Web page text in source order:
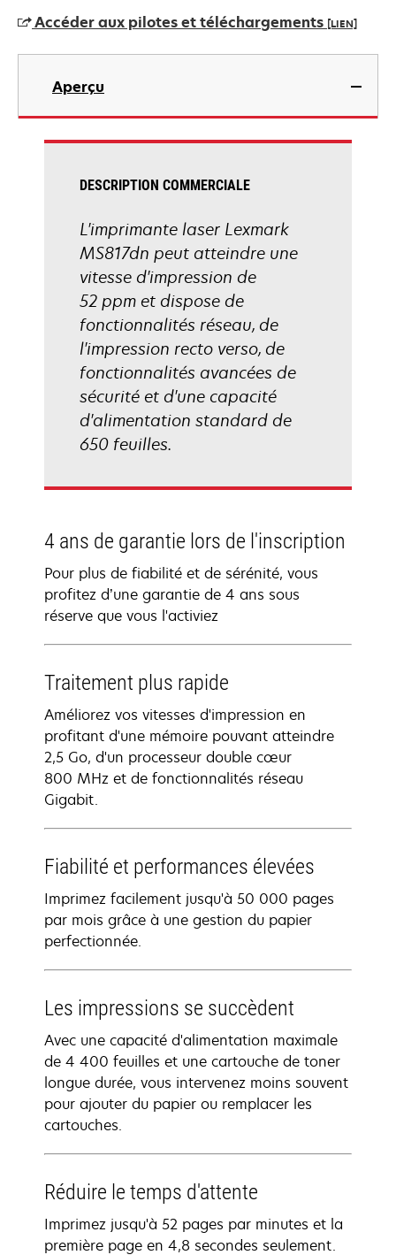
nouvel
onglet
Accéder aux pilotes et téléchargements [LIEN]
s’ouvre
nouvel
onglet
Aperçu
DESCRIPTION COMMERCIALE
L'imprimante laser Lexmark
MS817dn peut atteindre une
vitesse d'impression de
52 ppm et dispose de
fonctionnalités réseau, de
l'impression recto verso, de
fonctionnalités avancées de
sécurité et d'une capacité
d'alimentation standard de
650 feuilles.
4 ans de garantie lors de l'inscription
Pour plus de fiabilité et de sérénité, vous
profitez d’une garantie de 4 ans sous
réserve que vous l'activiez
Traitement plus rapide
Améliorez vos vitesses d'impression en
profitant d'une mémoire pouvant atteindre
2,5 Go, d'un processeur double cœur
800 MHz et de fonctionnalités réseau
Gigabit.
Fiabilité et performances élevées
Imprimez facilement jusqu'à 50 000 pages
par mois grâce à une gestion du papier
perfectionnée.
Les impressions se succèdent
Avec une capacité d'alimentation maximale
de 4 400 feuilles et une cartouche de toner
longue durée, vous intervenez moins souvent
pour ajouter du papier ou remplacer les
cartouches.
Réduire le temps d'attente
Imprimez jusqu'à 52 pages par minutes et la
première page en 4,8 secondes seulement.